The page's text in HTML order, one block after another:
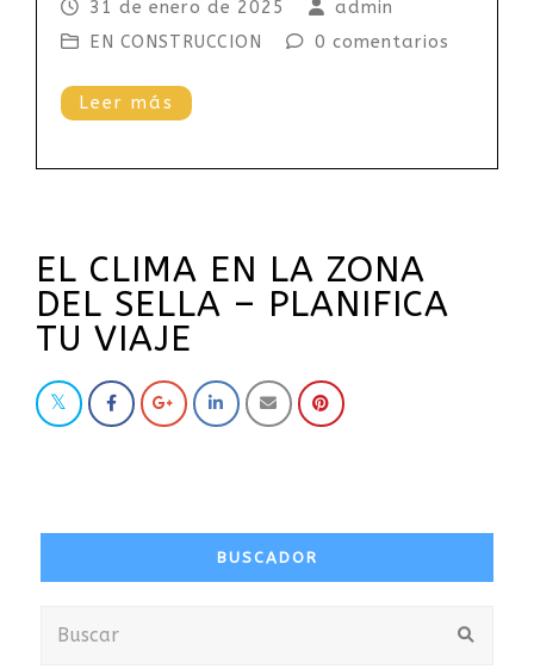
31 de enero de 2025
admin
EN CONSTRUCCION
0 comentarios
Leer más
EL CLIMA EN LA ZONA
DEL SELLA – PLANIFICA
TU VIAJE
BUSCADOR